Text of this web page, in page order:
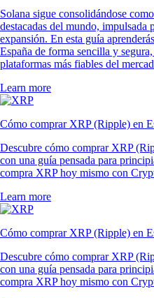
Solana sigue consolidándose
destacadas del mundo, impulsada
expansión. En esta guía
España de forma sencilla y
plataformas más fiables del
Learn more
Cómo comprar XRP (Ripple) en
Descubre cómo comprar XRP
con una guía pensada para
compra XRP hoy mismo con
Learn more
Cómo comprar XRP (Ripple) en
Descubre cómo comprar XRP
con una guía pensada para
compra XRP hoy mismo con